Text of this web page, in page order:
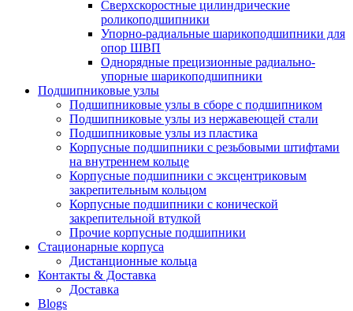
Сверхскоростные цилиндрические
роликоподшипники
Упорно-радиальные шарикоподшипники для
опор ШВП
Однорядные прецизионные радиально-
упорные шарикоподшипники
Подшипниковые узлы
Подшипниковые узлы в сборе с подшипником
Подшипниковые узлы из нержавеющей стали
Подшипниковые узлы из пластика
Корпусные подшипники с резьбовыми штифтами
на внутреннем кольце
Корпусные подшипники с эксцентриковым
закрепительным кольцом
Корпусные подшипники с конической
закрепительной втулкой
Прочие корпусные подшипники
Стационарные корпуса
Дистанционные кольца
Контакты & Доставка
Доставка
Blogs